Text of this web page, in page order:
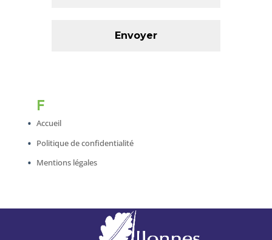
F
Accueil
Politique de confidentialité
Mentions légales